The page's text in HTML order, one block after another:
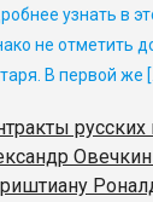
узнать в
не отметить
В первой же